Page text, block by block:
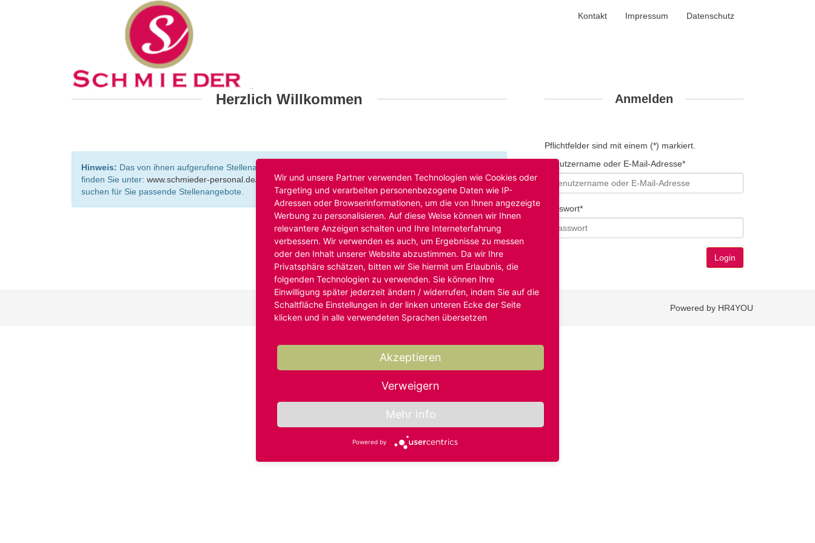
Kontakt Impressum Datenschutz
Herzlich Willkommen
Hinweis: Das von ihnen aufgerufene Stellenangebot ist bereits ausgelaufen. Alternative Stellenanzeigen
finden Sie unter: www.schmieder-personal.de/stellenangebote. Oder Sie bewerben sichinitiativund wir
suchen für Sie passende Stellenangebote.
Anmelden
Pflichtfelder sind mit einem (*) markiert.
Benutzername oder E-Mail-Adresse*
Passwort*
Powered by HR4YOU
Wir und unsere Partner verwenden Technologien wie Cookies oder
Targeting und verarbeiten personenbezogene Daten wie IP-
Adressen oder Browserinformationen, um die von Ihnen angezeigte
Werbung zu personalisieren. Auf diese Weise können wir Ihnen
relevantere Anzeigen schalten und Ihre Interneterfahrung
verbessern. Wir verwenden es auch, um Ergebnisse zu messen
oder den Inhalt unserer Website abzustimmen. Da wir Ihre
Privatsphäre schätzen, bitten wir Sie hiermit um Erlaubnis, die
folgenden Technologien zu verwenden. Sie können Ihre
Einwilligung später jederzeit ändern / widerrufen, indem Sie auf die
Schaltfläche Einstellungen in der linken unteren Ecke der Seite
klicken und in alle verwendeten Sprachen übersetzen
Akzeptieren
Verweigern
Mehr Info
Powered by